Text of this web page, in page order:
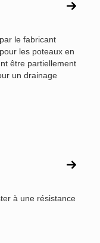
le fabricant
les poteaux en
être partiellement
un drainage
à une résistance